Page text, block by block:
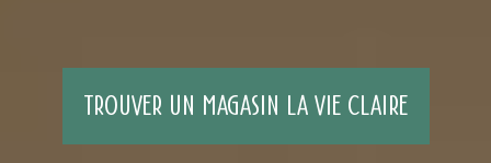
TROUVER UN MAGASIN LA VIE CLAIRE